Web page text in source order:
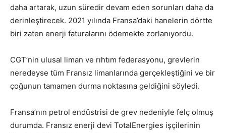
daha artarak, uzun süredir devam eden sorunları daha da
derinleştirecek. 2021 yılında Fransa’daki hanelerin dörtte
biri zaten enerji faturalarını ödemekte zorlanıyordu.
CGT’nin ulusal liman ve rıhtım federasyonu, grevlerin
neredeyse tüm Fransız limanlarında gerçekleştiğini ve bir
çoğunun tamamen durma noktasına geldiğini söyledi.
Fransa’nın petrol endüstrisi de grev nedeniyle felç olmuş
durumda. Fransız enerji devi TotalEnergies işçilerinin